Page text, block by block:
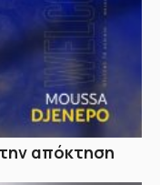
απόκτηση